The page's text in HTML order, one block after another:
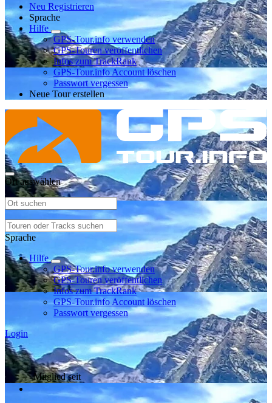
Neu Registrieren
Sprache
Hilfe
GPS-Tour.info verwenden
GPS-Touren veröffentlichen
Infos zum TrackRank
GPS-Tour.info Account löschen
Passwort vergessen
Neue Tour erstellen
Ort auswählen
Sprache
Hilfe
GPS-Tour.info verwenden
GPS-Touren veröffentlichen
Infos zum TrackRank
GPS-Tour.info Account löschen
Passwort vergessen
Login
Mitglied seit